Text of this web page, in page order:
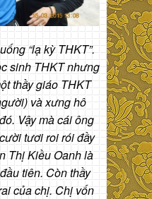
“lạ kỳ THKT”.
sinh THKT nhưng
thầy giáo THKT
và xưng hô
Vậy mà cái ông
tươi roi rói đầy
Thị Kiều Oanh là
tiên. Còn thầy
của chị. Chị vốn